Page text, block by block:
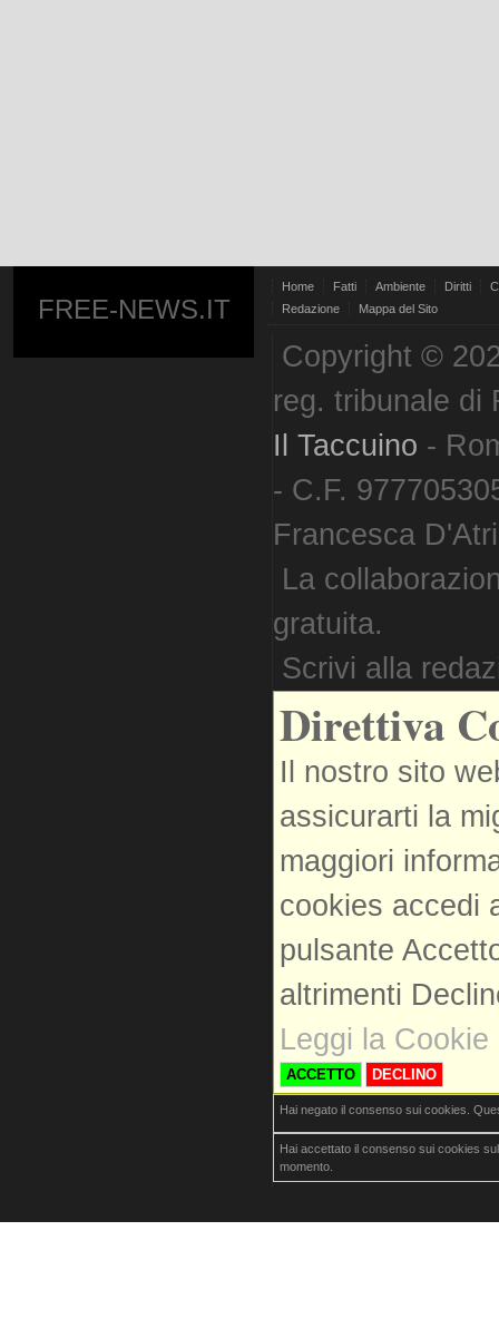
FREE-NEWS.IT
Home Fatti Ambiente Diritti
Redazione
Mappa del Sito
Copyright ©
reg. tribunale di
Il Taccuino -
- C.F.
Francesca
La
gratuita.
Scrivi alla
Direttiva
Il nostro sito
assicurarti la
maggiori
cookies accedi
pulsante
altrimenti
Leggi la Cookie
ACCETTO DECLINO
Hai negato il consenso sui cookies.
Hai accettato il consenso sui cookies
momento.